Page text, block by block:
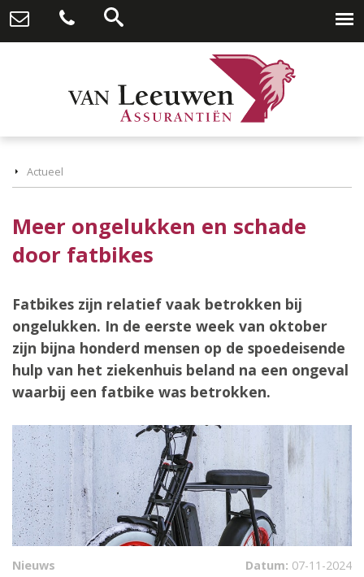
Actueel
Meer ongelukken en schade
door fatbikes
Fatbikes zijn relatief vaak betrokken bij
ongelukken. In de eerste week van oktober
zijn bijna honderd mensen op de spoedeisende
hulp van het ziekenhuis beland na een ongeval
waarbij een fatbike was betrokken.
Nieuws Datum: 07-11-2024